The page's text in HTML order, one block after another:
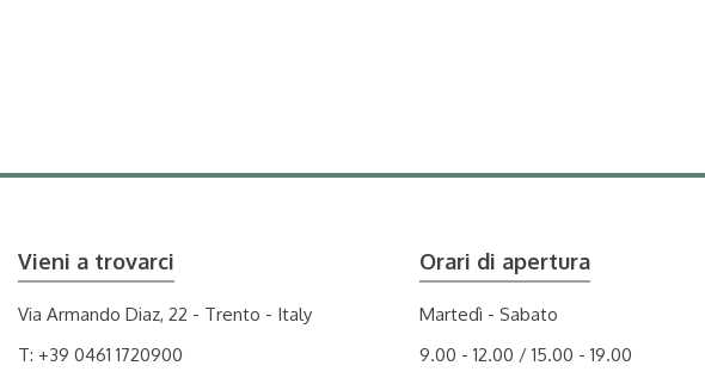
Vieni a trovarci
Via Armando Diaz, 22 - Trento - Italy
T: +39 0461 1720900
Orari di apertura
Martedì - Sabato
9.00 - 12.00 / 15.00 - 19.00